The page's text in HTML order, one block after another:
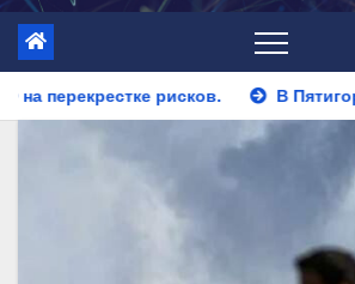
В Пятигорске полицейские